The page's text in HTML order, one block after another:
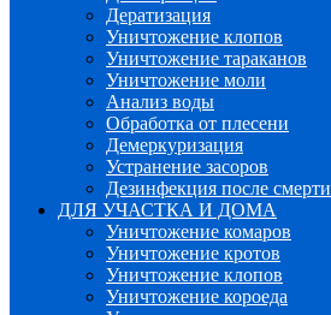
Дератизация
Уничтожение клопов
Уничтожение тараканов
Уничтожение моли
Анализ воды
Обработка от плесени
Демеркуризация
Устранение засоров
Дезинфекция после смерти
ДЛЯ УЧАСТКА И ДОМА
Уничтожение комаров
Уничтожение кротов
Уничтожение клопов
Уничтожение короеда